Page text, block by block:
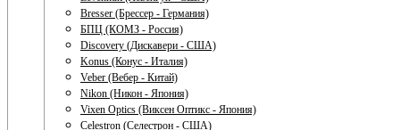
Bresser (Брессер - Германия)
БПЦ (КОМЗ - Россия)
Discovery (Дискавери - США)
Konus (Конус - Италия)
Veber (Вебер - Китай)
Nikon (Никон - Япония)
Vixen Optics (Виксен Оптикс - Япония)
Celestron (Селестрон - США)